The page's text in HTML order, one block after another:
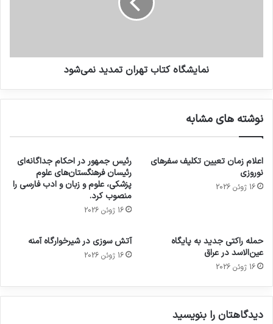
نمایشگاه کتاب تهران تمدید نمی‌شود
نوشته های مشابه
اعلام زمان تعیین تکلیف سفرهای
نوروزی
16 ژوئن 2026
رئیس جمهور در احکام جداگانه‌ای
رئیسان فرهنگستان‌های علوم
پزشکی، علوم و زبان و ادب فارسی را
منصوب کرد.
16 ژوئن 2026
حمله راکتی جدید به پایگاه
عین‌الاسد در عراق
16 ژوئن 2026
آتش سوزی در شیرخوارگاه آمنه
16 ژوئن 2026
دیدگاهتان را بنویسید